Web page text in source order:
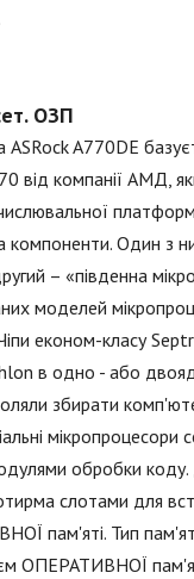
ОЗП
A770DE
від компанії АМД,
компоненти. Один з
– «південна
моделей
економ-класу
в одно - або
збирати
мікропроцесори
обробки
слотами для
пам'яті. Тип
ОПЕРАТИВНОЇ